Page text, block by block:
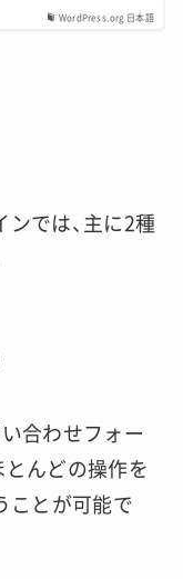
WordPress.org 日本語
では、主に2種
合わせフォー
んどの操作を
ことが可能で